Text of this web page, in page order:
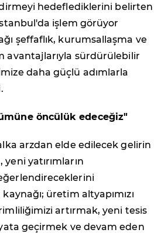
hedeflediklerini belirten
işlem görüyor
şeffaflık, kurumsallaşma ve
avantajlarıyla sürdürülebilir
daha güçlü adımlarla
öncülük edeceğiz"
arzdan elde edilecek gelirin
yatırımların
üretim altyapımızı
artırmak, yeni tesis
geçirmek ve devam eden